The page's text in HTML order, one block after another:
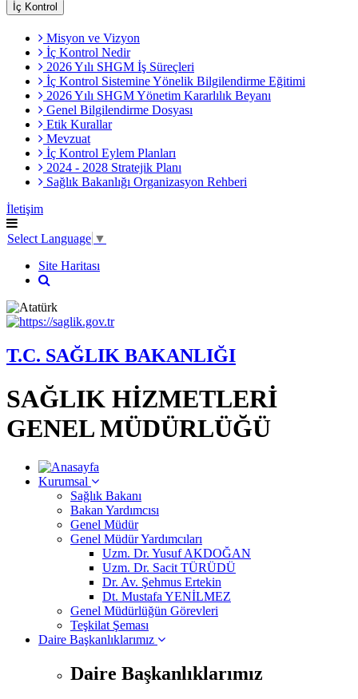
İç Kontrol
Misyon ve Vizyon
İç Kontrol Nedir
2026 Yılı SHGM İş Süreçleri
İç Kontrol Sistemine Yönelik Bilgilendirme Eğitimi
2026 Yılı SHGM Yönetim Kararlılık Beyanı
Genel Bilgilendirme Dosyası
Etik Kurallar
Mevzuat
İç Kontrol Eylem Planları
2024 - 2028 Stratejik Planı
Sağlık Bakanlığı Organizasyon Rehberi
İletişim
Select Language ▼
Site Haritası
T.C. SAĞLIK BAKANLIĞI
SAĞLIK HİZMETLERİ
GENEL MÜDÜRLÜĞÜ
Kurumsal
Sağlık Bakanı
Bakan Yardımcısı
Genel Müdür
Genel Müdür Yardımcıları
Uzm. Dr. Yusuf AKDOĞAN
Uzm. Dr. Sacit TÜRÜDÜ
Dr. Av. Şehmus Ertekin
Dt. Mustafa YENİLMEZ
Genel Müdürlüğün Görevleri
Teşkilat Şeması
Daire Başkanlıklarımız
Daire Başkanlıklarımız